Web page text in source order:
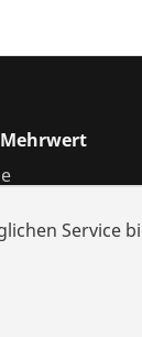
Service